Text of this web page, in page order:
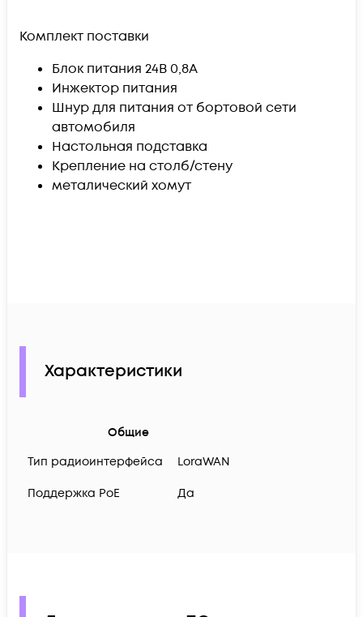
Комплект поставки
Блок питания 24В 0,8А
Инжектор питания
Шнур для питания от бортовой сети
автомобиля
Настольная подставка
Крепление на столб/стену
металический хомут
Характеристики
Общие
Тип радиоинтерфейса
LoraWAN
Поддержка PoE Да